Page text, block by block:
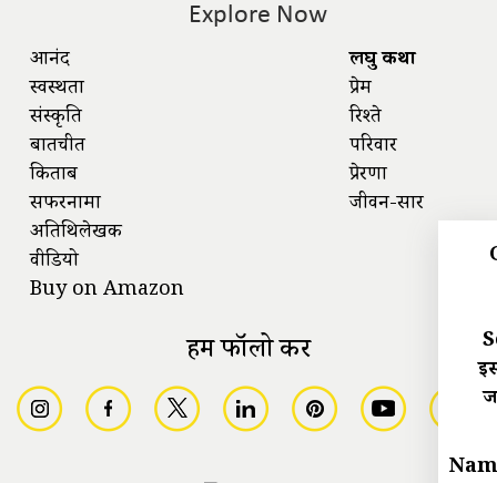
Explore Now
आनंद
स्वस्थता
संस्कृति
बातचीत
किताबें
सफरनामा
अतिथिलेखक
वीडियो
Buy on Amazon
लघु कथा
प्रेम
रिश्ते
परिवार
प्रेरणा
जीवन-सार
हमें फॉलो करें